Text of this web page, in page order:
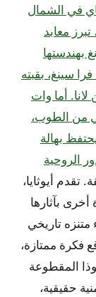
في الشمال
معابد
بهندستها
سينغ، بقبته
لانا. أما وات
من الطوب،
بهالة
الروحية
أيوثايا،
بآثارها
تاريخي
فكرة ممتازة،
المقطوعة
حقيقية،